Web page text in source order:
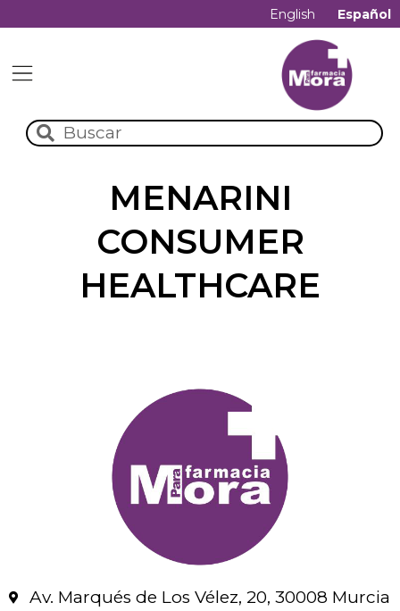
English Español
MENARINI
CONSUMER
HEALTHCARE
Av. Marqués de Los Vélez, 20, 30008 Murcia